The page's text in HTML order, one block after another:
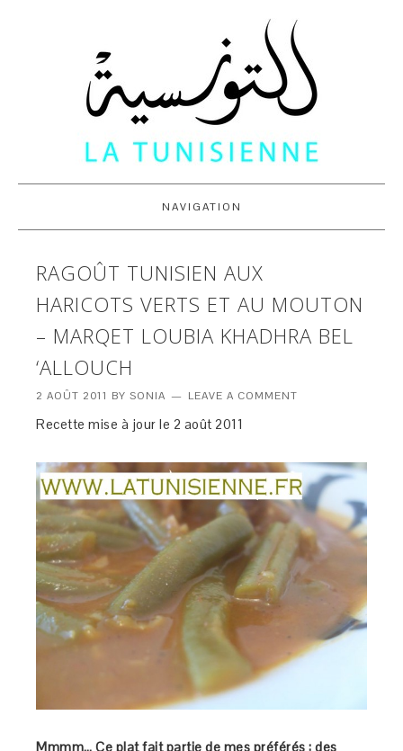
NAVIGATION
RAGOÛT TUNISIEN AUX
HARICOTS VERTS ET AU MOUTON
– MARQET LOUBIA KHADHRA BEL
‘ALLOUCH
2 AOÛT 2011 BYSONIA LEAVE A COMMENT
Recette mise à jour le 2 août 2011
Mmmm… Ce plat fait partie de mes préférés : des